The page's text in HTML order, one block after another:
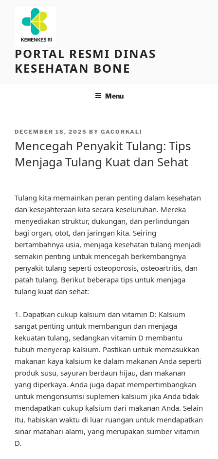
content
PORTAL RESMI DINAS
KESEHATAN BONE
Menu
POSTED
DECEMBER 18, 2025 BY GACORKALI
Mencegah Penyakit Tulang: Tips
Menjaga Tulang Kuat dan Sehat
Tulang kita memainkan peran penting dalam kesehatan
dan kesejahteraan kita secara keseluruhan. Mereka
menyediakan struktur, dukungan, dan perlindungan
bagi organ, otot, dan jaringan kita. Seiring
bertambahnya usia, menjaga kesehatan tulang menjadi
semakin penting untuk mencegah berkembangnya
penyakit tulang seperti osteoporosis, osteoartritis, dan
patah tulang. Berikut beberapa tips untuk menjaga
tulang kuat dan sehat:
1. Dapatkan cukup kalsium dan vitamin D: Kalsium
sangat penting untuk membangun dan menjaga
kekuatan tulang, sedangkan vitamin D membantu
tubuh menyerap kalsium. Pastikan untuk memasukkan
makanan kaya kalsium ke dalam makanan Anda seperti
produk susu, sayuran berdaun hijau, dan makanan
yang diperkaya. Anda juga dapat mempertimbangkan
untuk mengonsumsi suplemen kalsium jika Anda tidak
mendapatkan cukup kalsium dari makanan Anda. Selain
itu, habiskan waktu di luar ruangan untuk mendapatkan
sinar matahari alami, yang merupakan sumber vitamin
D.